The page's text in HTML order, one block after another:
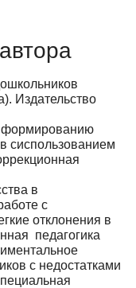
Издательство
формированию
сиспользованием
в
с
отклонения в
педагогика
с недостатками